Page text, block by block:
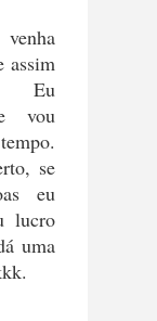
assim
Eu
vou
se
eu
lucro
uma